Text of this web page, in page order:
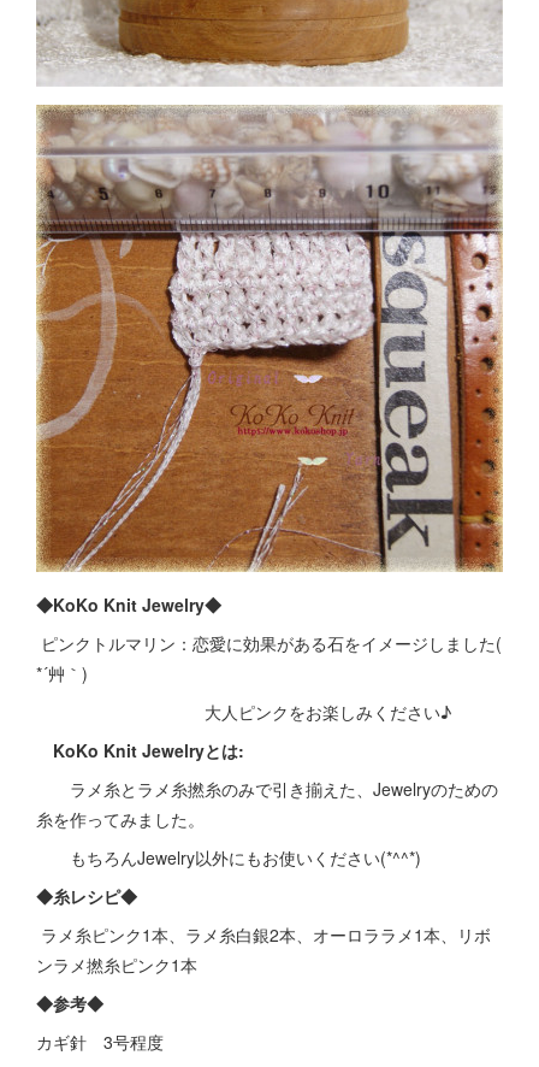
◆KoKo Knit Jewelry◆
ピンクトルマリン：恋愛に効果がある石をイメージしました(
*´艸｀)
大人ピンクをお楽しみください♪
KoKo Knit Jewelryとは:
ラメ糸とラメ糸撚糸のみで引き揃えた、Jewelryのための
糸を作ってみました。
もちろんJewelry以外にもお使いください(*^^*)
◆糸レシピ◆
ラメ糸ピンク1本、ラメ糸白銀2本、オーロララメ1本、リボ
ンラメ撚糸ピンク1本
◆参考◆
カギ針 3号程度